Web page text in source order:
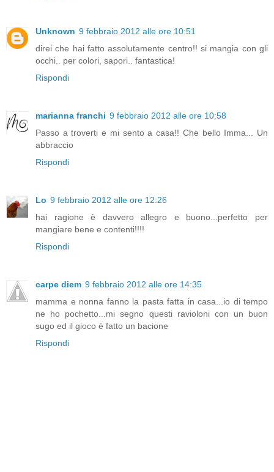
Unknown 9 febbraio 2012 alle ore 10:51
direi che hai fatto assolutamente centro!! si mangia con gli
occhi.. per colori, sapori.. fantastica!
Rispondi
marianna franchi 9 febbraio 2012 alle ore 10:58
Passo a troverti e mi sento a casa!! Che bello Imma... Un
abbraccio
Rispondi
Lo 9 febbraio 2012 alle ore 12:26
hai ragione è davvero allegro e buono...perfetto per
mangiare bene e contenti!!!!
Rispondi
carpe diem 9 febbraio 2012 alle ore 14:35
mamma e nonna fanno la pasta fatta in casa...io di tempo
ne ho pochetto...mi segno questi ravioloni con un buon
sugo ed il gioco è fatto un bacione
Rispondi